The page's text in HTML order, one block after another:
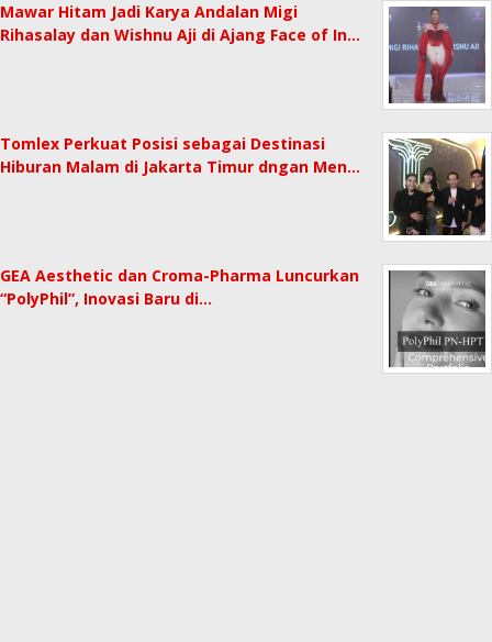
Mawar Hitam Jadi Karya Andalan Migi
Rihasalay dan Wishnu Aji di Ajang Face of In…
Tomlex Perkuat Posisi sebagai Destinasi
Hiburan Malam di Jakarta Timur dngan Men…
GEA Aesthetic dan Croma-Pharma Luncurkan
“PolyPhil”, Inovasi Baru di…